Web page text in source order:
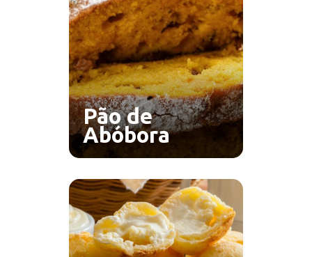
Pão de
Abóbora